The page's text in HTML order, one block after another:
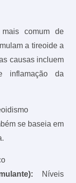
comum de
a tireoide a
causas incluem
inflamação da
se baseia em
Níveis